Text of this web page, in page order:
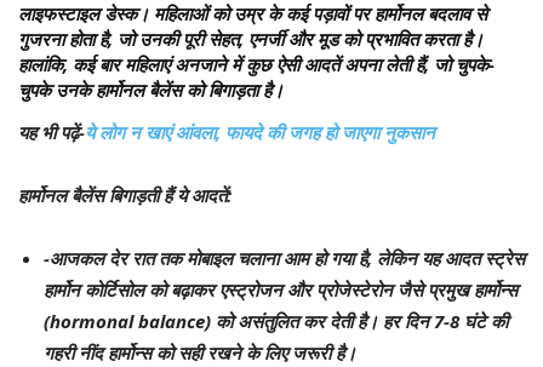
लाइफस्टाइल डेस्क। महिलाओं को उम्र के कई पड़ावों पर हार्मोनल बदलाव से
गुजरना होता है, जो उनकी पूरी सेहत, एनर्जी और मूड को प्रभावित करता है।
हालांकि, कई बार महिलाएं अनजाने में कुछ ऐसी आदतें अपना लेती हैं, जो चुपके-
चुपके उनके हार्मोनल बैलेंस को बिगाड़ता है।
यह भी पढ़ें-ये लोग न खाएं आंवला, फायदे की जगह हो जाएगा नुकसान
हार्मोनल बैलेंस बिगाड़ती हैं ये आदतें:
-आजकल देर रात तक मोबाइल चलाना आम हो गया है, लेकिन यह आदत स्ट्रेस
हार्मोन कोर्टिसोल को बढ़ाकर एस्ट्रोजन और प्रोजेस्टेरोन जैसे प्रमुख हार्मोन्स
(hormonal balance) को असंतुलित कर देती है। हर दिन 7-8 घंटे की
गहरी नींद हार्मोन्स को सही रखने के लिए जरूरी है।